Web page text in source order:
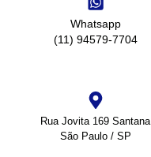
Whatsapp
(11) 94579-7704
Rua Jovita 169 Santana
São Paulo / SP